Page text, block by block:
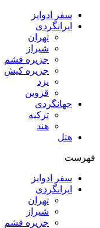
سفر ادوایز
ایرانگردی
تهران
شیراز
جزیره قشم
جزیره کیش
یزد
قزوین
جهانگردی
ترکیه
هند
هتل
فهرست
سفر ادوایز
ایرانگردی
تهران
شیراز
جزیره قشم